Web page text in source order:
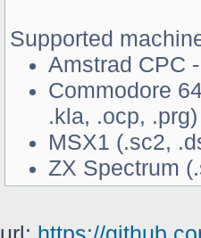
Supported
Amstrad CPC
Commodore
.kla, .ocp, .prg)
MSX1 (.sc2,
ZX Spectrum